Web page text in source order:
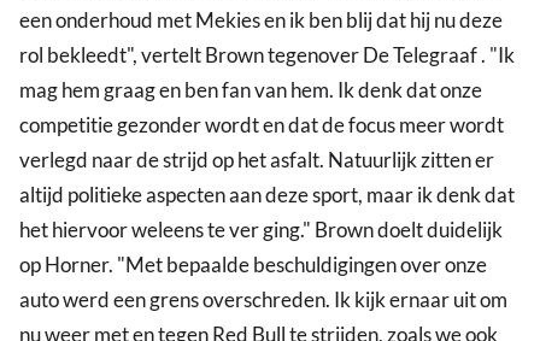
een onderhoud met Mekies en ik ben blij dat hij nu deze
rol bekleedt", vertelt Brown tegenover De Telegraaf . "Ik
mag hem graag en ben fan van hem. Ik denk dat onze
competitie gezonder wordt en dat de focus meer wordt
verlegd naar de strijd op het asfalt. Natuurlijk zitten er
altijd politieke aspecten aan deze sport, maar ik denk dat
het hiervoor weleens te ver ging." Brown doelt duidelijk
op Horner. "Met bepaalde beschuldigingen over onze
auto werd een grens overschreden. Ik kijk ernaar uit om
nu weer met en tegen Red Bull te strijden, zoals we ook